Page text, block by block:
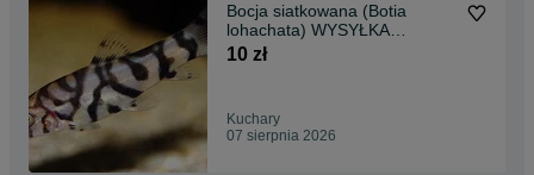
Bocja siatkowana (Botia
lohachata) WYSYŁKA
AKWAWIN
10 zł
Kuchary
07 sierpnia 2026